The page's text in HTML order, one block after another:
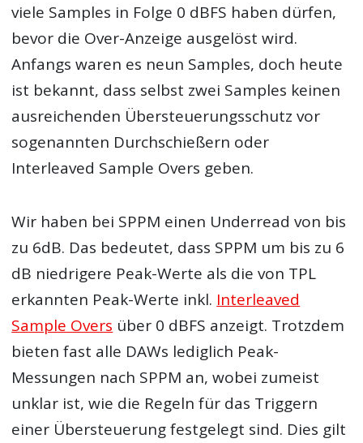
viele Samples in Folge 0 dBFS haben dürfen,
bevor die Over-Anzeige ausgelöst wird.
Anfangs waren es neun Samples, doch heute
ist bekannt, dass selbst zwei Samples keinen
ausreichenden Übersteuerungsschutz vor
sogenannten Durchschießern oder
Interleaved Sample Overs geben.
Wir haben bei SPPM einen Underread von bis
zu 6dB. Das bedeutet, dass SPPM um bis zu 6
dB niedrigere Peak-Werte als die von TPL
erkannten Peak-Werte inkl. Interleaved
Sample Overs über 0 dBFS anzeigt. Trotzdem
bieten fast alle DAWs lediglich Peak-
Messungen nach SPPM an, wobei zumeist
unklar ist, wie die Regeln für das Triggern
einer Übersteuerung festgelegt sind. Dies gilt